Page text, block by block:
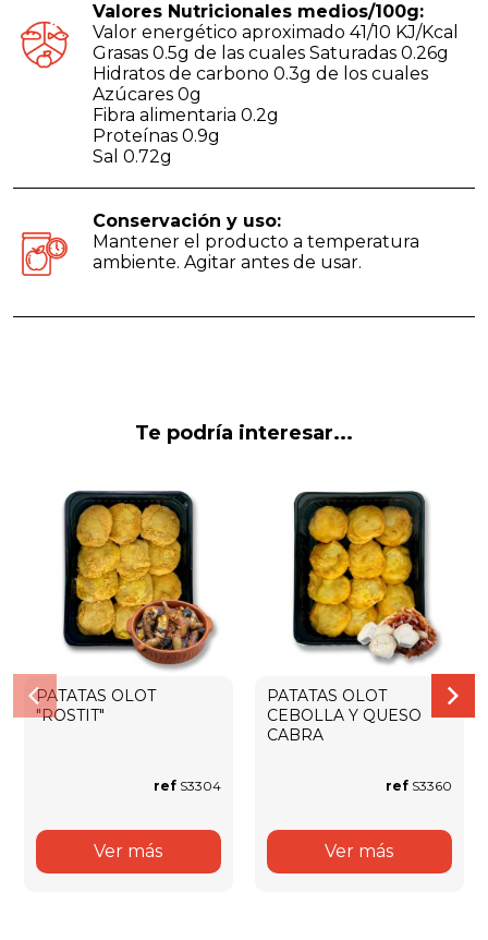
Valores Nutricionales medios/100g:
Valor energético aproximado 41/10 KJ/Kcal
Grasas 0.5g de las cuales Saturadas 0.26g
Hidratos de carbono 0.3g de los cuales
Azúcares 0g
Fibra alimentaria 0.2g
Proteínas 0.9g
Sal 0.72g
Conservación y uso:
Mantener el producto a temperatura
ambiente. Agitar antes de usar.
Te podría interesar...
PATATAS OLOT
"ROSTIT"
refS3304
Ver más
PATATAS OLOT
CEBOLLA Y QUESO
CABRA
refS3360
Ver más